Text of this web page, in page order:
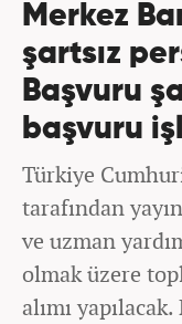
Merkez
şartsız
Başvuru
başvuru
Türkiye
tarafından
ve uzman
olmak üzere
alımı